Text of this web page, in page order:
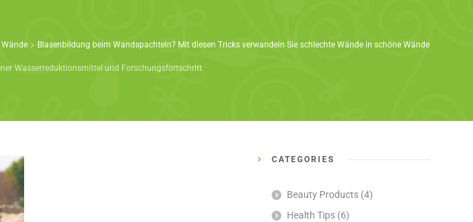
Blasenbildung beim Wandspachteln? Mit diesen Tricks verwandeln Sie schlechte Wände in schöne Wände
Wasserreduktionsmittel und Forschungsfortschritt
CATEGORIES
Beauty Products (4)
Health Tips (6)